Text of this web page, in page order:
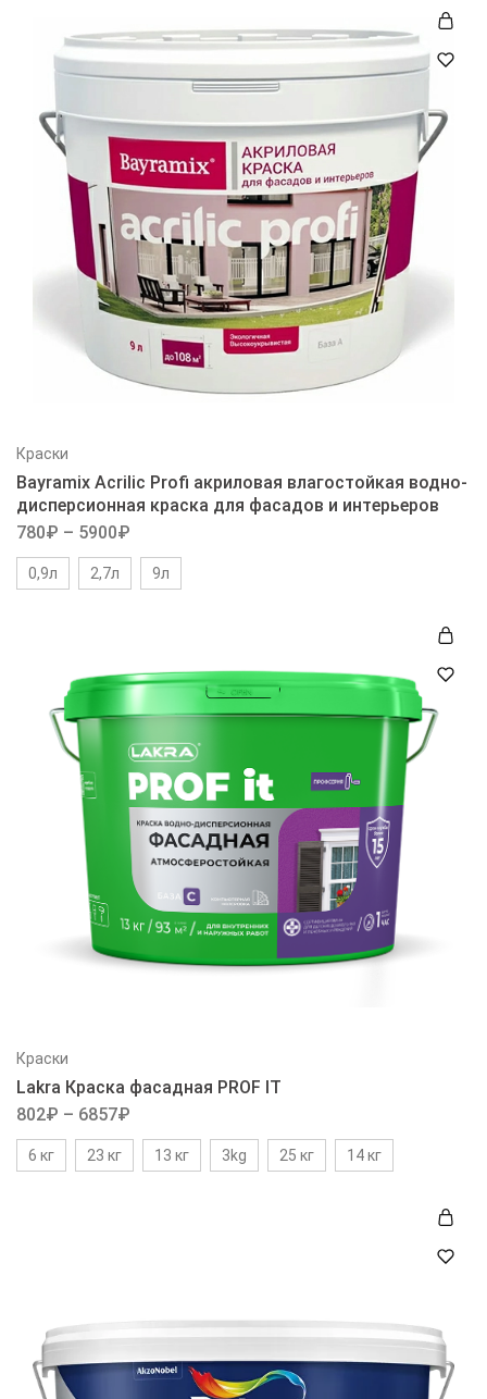
Краски
Bayramix Acrilic Profi акриловая влагостойкая водно-
дисперсионная краска для фасадов и интерьеров
780₽ – 5900₽
0,9л 2,7л 9л
Краски
Lakra Краска фасадная PROF IT
802₽ – 6857₽
6 кг 23 кг 13 кг 3kg 25 кг 14 кг